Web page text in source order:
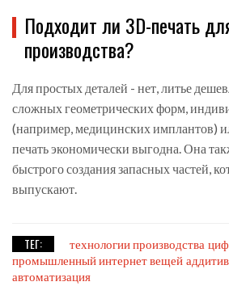
Подходит ли 3D-печать
производства?
Для простых деталей - нет, литье
сложных геометрических форм,
(например, медицинских имплантов)
печать экономически выгодна. Она
быстрого создания запасных частей,
выпускают.
ТЕГ: технологии производства
промышленный интернет вещей
автоматизация